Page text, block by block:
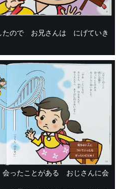
ので お兄さんは にげていき
ったことがある おじさんに会